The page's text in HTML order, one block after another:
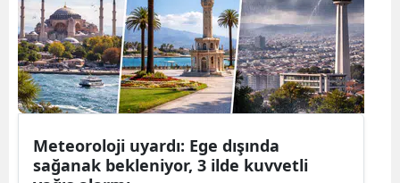
Meteoroloji uyardı: Ege dışında
sağanak bekleniyor, 3 ilde kuvvetli